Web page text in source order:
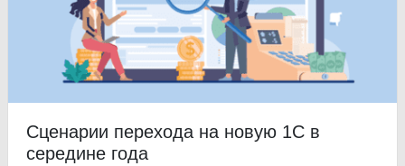
Сценарии перехода на новую 1С в
середине года